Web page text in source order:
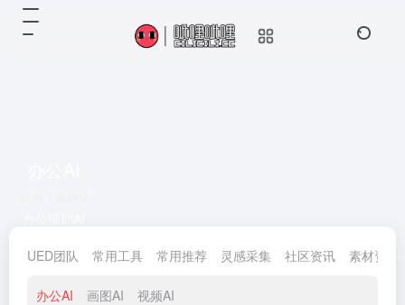
UED团队 常用工具 常用推荐 灵感采集 社区资讯 素材资源
办公AI 画图AI 视频AI